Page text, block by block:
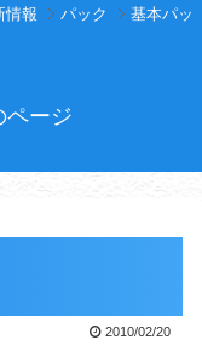
情報 パック
基本パッ
ページ
2010/02/20